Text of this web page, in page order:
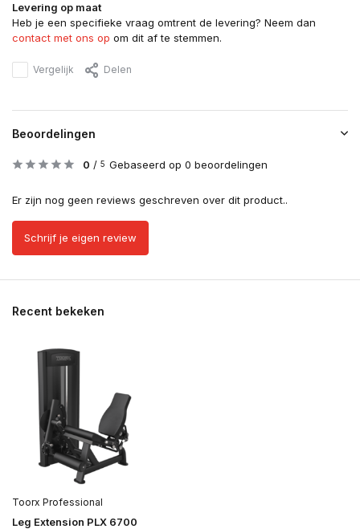
Levering op maat
Heb je een specifieke vraag omtrent de levering? Neem dan
contact met ons op om dit af te stemmen.
Vergelijk Delen
Beoordelingen
0 / 5 Gebaseerd op 0 beoordelingen
Er zijn nog geen reviews geschreven over dit product..
Schrijf je eigen review
Recent bekeken
Toorx Professional
Leg Extension PLX 6700